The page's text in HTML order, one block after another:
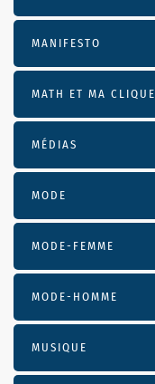
MANIFESTO
MATH ET MA CLIQUE
MÉDIAS
MODE
MODE-FEMME
MODE-HOMME
MUSIQUE